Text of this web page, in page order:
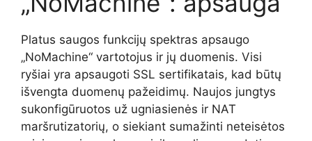
Platus saugos funkcijų spektras apsaugo
„NoMachine“ vartotojus ir jų duomenis. Visi
ryšiai yra apsaugoti SSL sertifikatais, kad būtų
išvengta duomenų pažeidimų. Naujos jungtys
sukonfigūruotos už ugniasienės ir NAT
maršrutizatorių, o siekiant sumažinti neteisėtos